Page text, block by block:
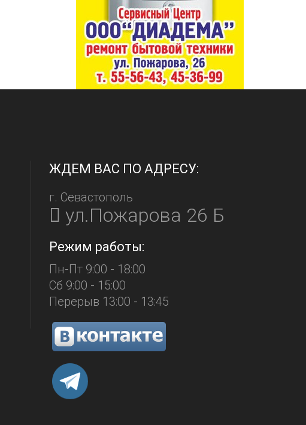
ЖДЕМ ВАС ПО АДРЕСУ:
г. Севастополь
ул.Пожарова 26 Б
Режим работы:
Пн-Пт 9:00 - 18:00
Сб 9:00 - 15:00
Перерыв 13:00 - 13:45